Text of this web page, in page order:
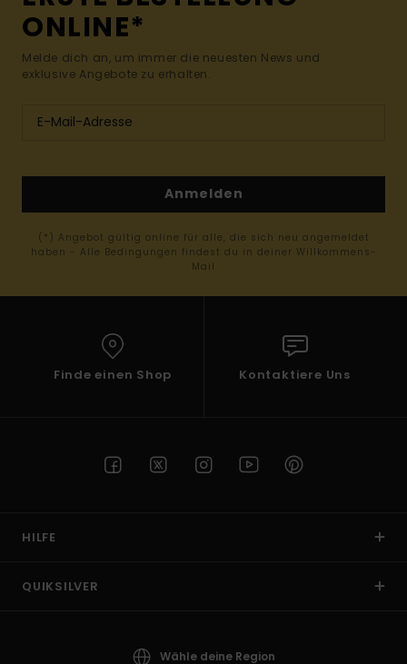
ONLINE*
Melde dich an, um immer die neuesten News und
exklusive Angebote zu erhalten.
Anmelden
(*) Angebot gültig online für alle, die sich neu angemeldet
haben - Alle Bedingungen findest du in deiner Willkommens-
Mail
Finde einen Shop Kontaktiere Uns
HILFE
QUIKSILVER
Wähle deine Region